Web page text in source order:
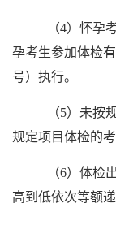
（4）怀孕
孕考生参加体检
号）执行。
（5）未按
规定项目体检的
（6）体检
高到低依次等额